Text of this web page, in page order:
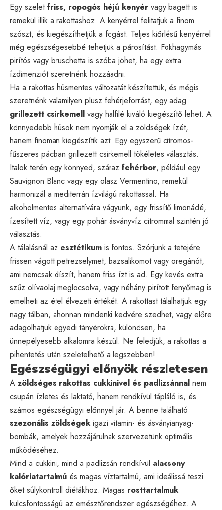
Egy szeletfriss, ropogós héjú kenyér vagy bagett is
remekül illik a rakottashoz. A kenyérrel felitatjuk a finom
szószt, és kiegészíthetjük a fogást. Teljes kiőrlésű kenyérrel
még egészségesebbé tehetjük a párosítást. Fokhagymás
pirítós vagy bruschetta is szóba jöhet, ha egy extra
ízdimenziót szeretnénk hozzáadni.
Ha a rakottas húsmentes változatát készítettük, és mégis
szeretnénk valamilyen plusz fehérjeforrást, egy adag
grillezett csirkemell vagy halfilé kiváló kiegészítő lehet. A
könnyedebb húsok nem nyomják el a zöldségek ízét,
hanem finoman kiegészítik azt. Egy egyszerű citromos-
fűszeres pácban grillezett csirkemell tökéletes választás.
Italok terén egy könnyed, száraz fehérbor, például egy
Sauvignon Blanc vagy egy olasz Vermentino, remekül
harmonizál a mediterrán ízvilágú rakottassal. Ha
alkoholmentes alternatívára vágyunk, egy frissítő limonádé,
ízesített víz, vagy egy pohár ásványvíz citrommal szintén jó
választás.
A tálalásnál az esztétikum is fontos. Szórjunk a tetejére
frissen vágott petrezselymet, bazsalikomot vagy oregánót,
ami nemcsak díszít, hanem friss ízt is ad. Egy kevés extra
szűz olívaolaj meglocsolva, vagy néhány pirított fenyőmag is
emelheti az étel élvezeti értékét. A rakottast tálalhatjuk egy
nagy tálban, ahonnan mindenki kedvére szedhet, vagy előre
adagolhatjuk egyedi tányérokra, különösen, ha
ünnepélyesebb alkalomra készül. Ne feledjük, a rakottas a
pihentetés után szeletelhető a legszebben!
Egészségügyi előnyök részletesen
A zöldséges rakottas cukkinivel és padlizsánnal nem
csupán ízletes és laktató, hanem rendkívül tápláló is, és
számos egészségügyi előnnyel jár. A benne található
szezonális zöldségek igazi vitamin- és ásványianyag-
bombák, amelyek hozzájárulnak szervezetünk optimális
működéséhez.
Mind a cukkini, mind a padlizsán rendkívül alacsony
kalóriatartalmú és magas víztartalmú, ami ideálissá teszi
őket súlykontroll diétákhoz. Magas rosttartalmuk
kulcsfontosságú az emésztőrendszer egészségéhez. A